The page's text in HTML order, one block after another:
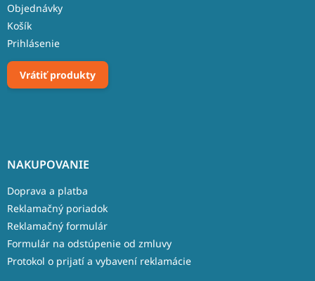
Objednávky
Košík
Prihlásenie
Vrátiť produkty
NAKUPOVANIE
Doprava a platba
Reklamačný poriadok
Reklamačný formulár
Formulár na odstúpenie od zmluvy
Protokol o prijatí a vybavení reklamácie